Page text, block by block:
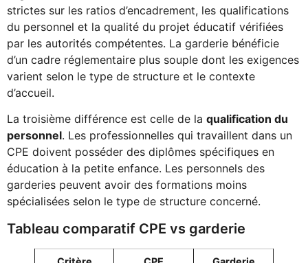
strictes sur les ratios d’encadrement, les qualifications
du personnel et la qualité du projet éducatif vérifiées
par les autorités compétentes. La garderie bénéficie
d’un cadre réglementaire plus souple dont les exigences
varient selon le type de structure et le contexte
d’accueil.
La troisième différence est celle de la qualification du
personnel. Les professionnelles qui travaillent dans un
CPE doivent posséder des diplômes spécifiques en
éducation à la petite enfance. Les personnels des
garderies peuvent avoir des formations moins
spécialisées selon le type de structure concerné.
Tableau comparatif CPE vs garderie